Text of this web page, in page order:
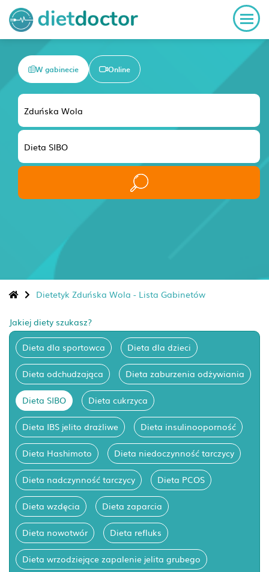
W gabinecie Online
Dietetyk Zduńska Wola - Lista Gabinetów
Jakiej diety szukasz?
Dieta dla sportowca Dieta dla dzieci
Dieta odchudzająca Dieta zaburzenia odżywiania
Dieta SIBO Dieta cukrzyca
Dieta IBS jelito drażliwe Dieta insulinooporność
Dieta Hashimoto Dieta niedoczynność tarczycy
Dieta nadczynność tarczycy Dieta PCOS
Dieta wzdęcia Dieta zaparcia
Dieta nowotwór Dieta refluks
Dieta wrzodziejące zapalenie jelita grubego